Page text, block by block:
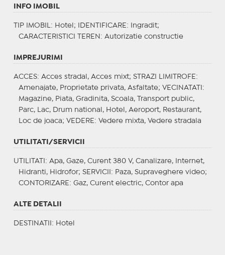
INFO IMOBIL
TIP IMOBIL : Hotel; IDENTIFICARE : Ingradit;
CARACTERISTICI TEREN : Autorizatie constructie
IMPREJURIMI
ACCES: Acces stradal, Acces mixt; STRAZI LIMITROFE :
Amenajate, Proprietate privata, Asfaltate; VECINATATI :
Magazine, Piata, Gradinita, Scoala, Transport public,
Parc, Lac, Drum national, Hotel, Aeroport, Restaurant,
Loc de joaca; VEDERE : Vedere mixta, Vedere stradala
UTILITATI/SERVICII
UTILITATI : Apa, Gaze, Curent 380 V, Canalizare, Internet,
Hidranti, Hidrofor; SERVICII : Paza, Supraveghere video;
CONTORIZARE : Gaz, Curent electric, Contor apa
ALTE DETALII
DESTINATII : Hotel